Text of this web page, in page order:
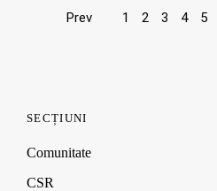
Page
Prev 1 2 3 4 5
SECȚIUNI
Comunitate
CSR